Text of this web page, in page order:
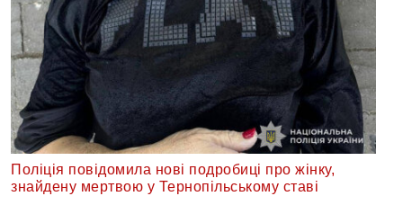
Поліція повідомила нові подробиці про жінку,
знайдену мертвою у Тернопільському ставі